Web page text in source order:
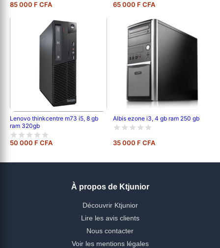
85 000 F CFA 65 000 F CFA
Lenovo thinkcentre m73 i5, 8 gb
ram 320gb
50 000 F CFA
Albis ezone i3, 4 gb ram 250 gb
35 000 F CFA
À propos de Ktjunior
Découvrir Ktjunior
Lire les avis clients
Nous contacter
Voir les mentions légales